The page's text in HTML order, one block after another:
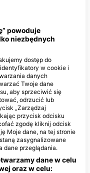
Street suite E101,
HI - Stany
powoduje
niezbędnych
dostęp do
w cookie i
danych
Twoje dane
aby sprzeciwić się
odrzucić lub
„Zarządzaj
przycisk odcisku
zgodę kliknij odcisk
Moje dane, na tej stronie
zasygnalizowane
dane przeglądania.
dane w celu
oraz w celu: